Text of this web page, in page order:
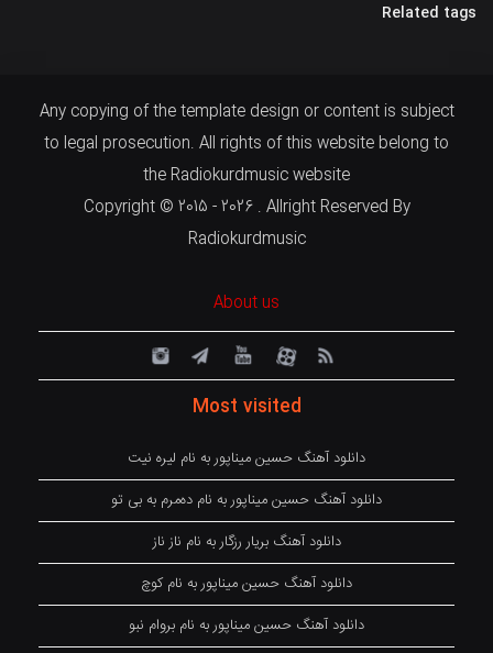
Related tags
Any copying of the template design or content is subject
to legal prosecution. All rights of this website belong to
the Radiokurdmusic website
Copyright © 2015 - 2026 . Allright Reserved By
Radiokurdmusic
About us
Most visited
دانلود آهنگ حسین میناپور به نام لیره نیت
دانلود آهنگ حسین میناپور به نام دەمرم بە بی تو
دانلود آهنگ بریار رزگار به نام ناز ناز
دانلود آهنگ حسین میناپور به نام کوچ
دانلود آهنگ حسین میناپور به نام بروام نبو